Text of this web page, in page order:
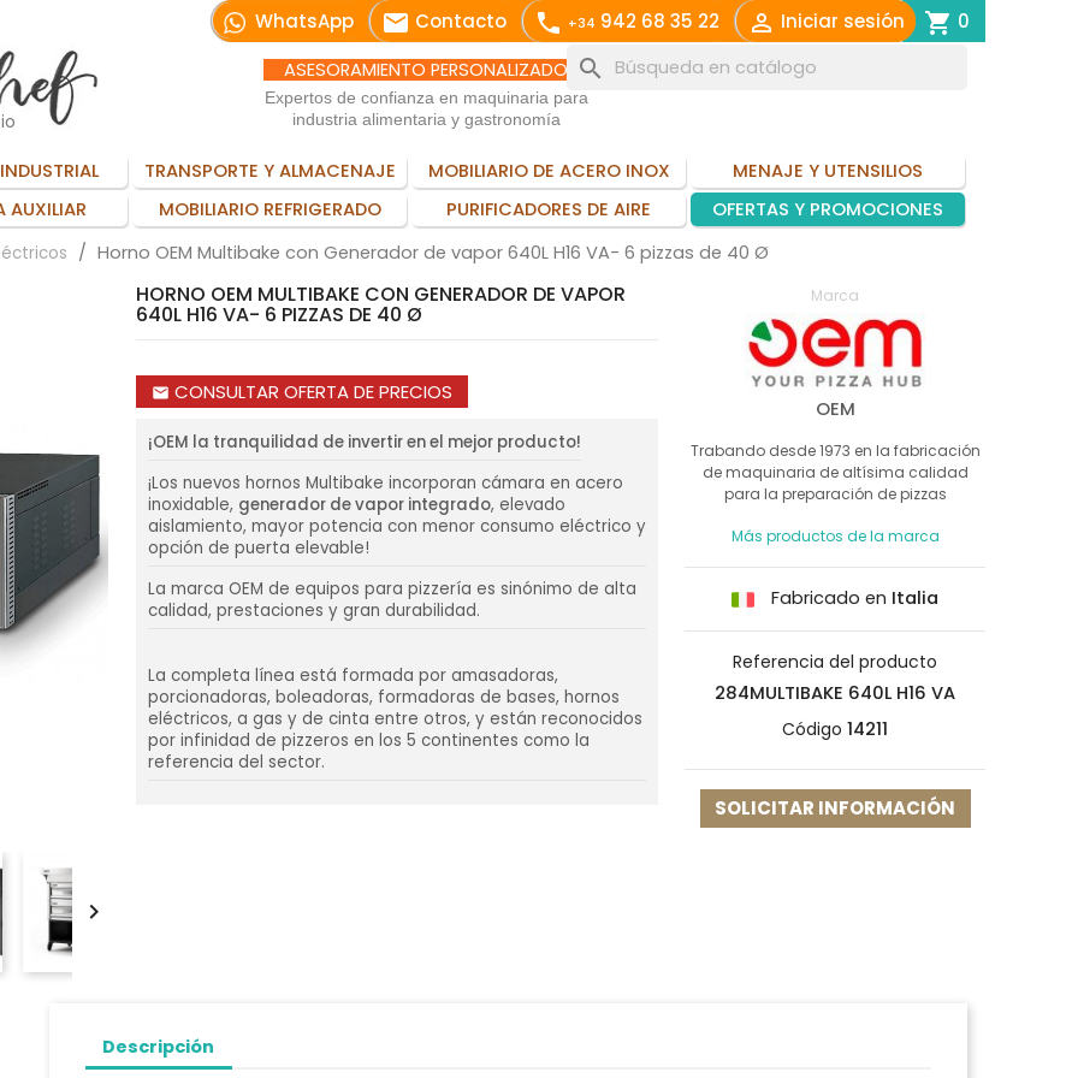
WhatsApp email Contacto call +34 942 68 35 22  Iniciar sesión shopping_cart 0
ASESORAMIENTO PERSONALIZADO
Expertos de confianza en maquinaria para
industria alimentaria y gastronomía
search
TRANSPORTE Y ALMACENAJE MOBILIARIO DE ACERO INOX
MENAJE Y UTENSILIOS
AUXILIAR
MOBILIARIO REFRIGERADO PURIFICADORES DE AIRE OFERTAS Y PROMOCIONES
Horno OEM Multibake con Generador de vapor 640L H16 VA- 6 pizzas de 40 Ø

HORNO OEM MULTIBAKE CON GENERADOR DE VAPOR
640L H16 VA- 6 PIZZAS DE 40 Ø
email CONSULTAR OFERTA DE PRECIOS
¡OEM la tranquilidad de invertir en el mejor producto!
¡Los nuevos hornos Multibake incorporan cámara en acero
inoxidable, generador de vapor integrado, elevado
aislamiento, mayor potencia con menor consumo eléctrico y
opción de puerta elevable!
La marca OEM de equipos para pizzería es sinónimo de alta
calidad, prestaciones y gran durabilidad.
La completa línea está formada por amasadoras,
porcionadoras, boleadoras, formadoras de bases, hornos
eléctricos, a gas y de cinta entre otros, y están reconocidos
por infinidad de pizzeros en los 5 continentes como la
referencia del sector.
Marca
OEM
Trabando desde 1973 en la fabricación
de maquinaria de altísima calidad
para la preparación de pizzas
Más productos de la marca
Fabricado en Italia
Referencia del producto
284MULTIBAKE 640L H16 VA
Código 14211
SOLICITAR INFORMACIÓN
Descripción